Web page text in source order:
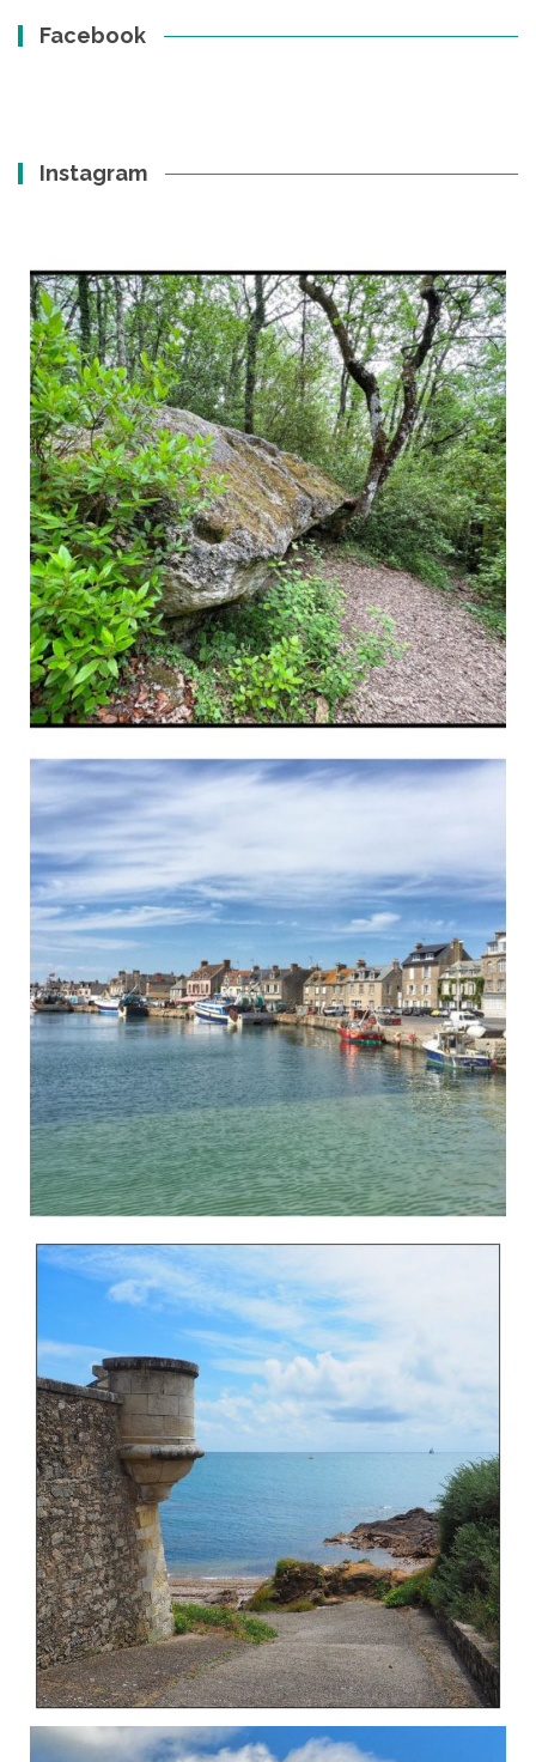
Facebook
Instagram